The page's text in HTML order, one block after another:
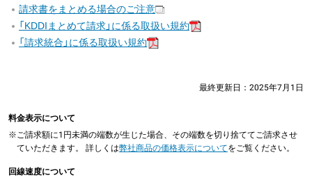
請求書をまとめる場合のご注意
「KDDIまとめて請求」に係る取扱い規約
「請求統合」に係る取扱い規約
最終更新日： 2025年7月1日
料金表示について
※ご請求額に1円未満の端数が生じた場合、その端数を切り捨ててご請求させ
ていただきます。 詳しくは弊社商品の価格表示についてをご覧ください。
回線速度について